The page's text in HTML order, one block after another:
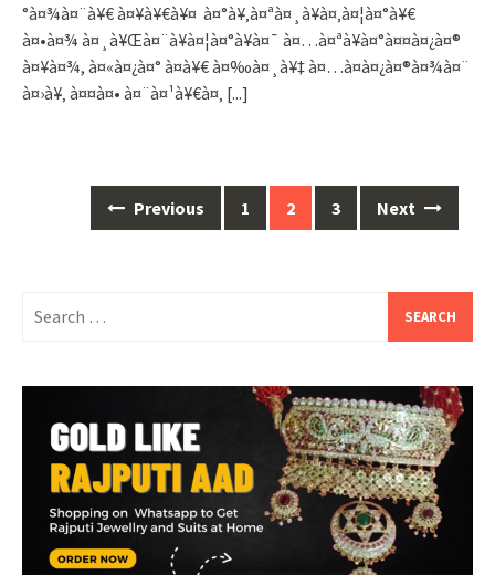
°à¤¾à¤¨à¥€ à¤¥à¥€à¥¤ à¤°à¥‚à¤ªà¤¸à¥à¤‚à¤¦à¤°à¥€
à¤•à¤¾ à¤¸à¥Œà¤¨à¥à¤¦à¤°à¥à¤¯ à¤…à¤ªà¥à¤°à¤¤à¤¿à¤®
à¤¥à¤¾, à¤«à¤¿à¤° à¤­à¥€ à¤‰à¤¸à¥‡ à¤…à¤­à¤¿à¤®à¤¾à¤¨
à¤›à¥‚ à¤¤à¤• à¤¨à¤¹à¥€à¤‚ [...]
navigation
Previous 1 2 3 Next
for: